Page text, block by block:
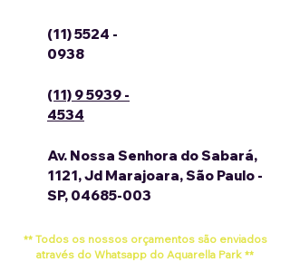
(11) 5524 -
0938
(11) 9 5939 -
4534
Av. Nossa Senhora do Sabará,
1121, Jd Marajoara, São Paulo -
SP, 04685-003
** Todos os nossos orçamentos são enviados
através do Whatsapp do Aquarella Park **